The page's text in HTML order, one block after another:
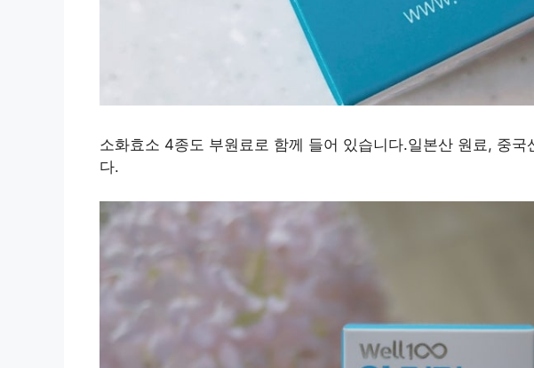
소화효소 4종도 부원료로 함께 들어 있습니다.일본산 원료, 중국
다.